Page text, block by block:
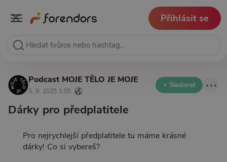
Přihlásit se
Podcast MOJE TĚLO JE MOJE
5. 9. 2025 1:05
+ Sledovat
Dárky pro předplatitele
Pro nejrychlejší předplatitele tu máme krásné
dárky! Co si vybereš?